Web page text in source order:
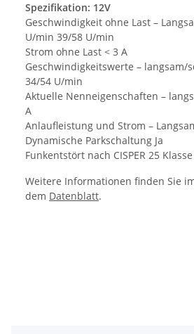
Spezifikation: 12V
Geschwindigkeit ohne Last –
U/min 39/58 U/min
Strom ohne Last < 3 A
Geschwindigkeitswerte – langsam/
34/54 U/min
Aktuelle Nenneigenschaften –
A
Anlaufleistung und Strom –
Dynamische Parkschaltung Ja
Funkentstört nach CISPER 25 Klasse
Weitere Informationen finden Sie
dem Datenblatt.